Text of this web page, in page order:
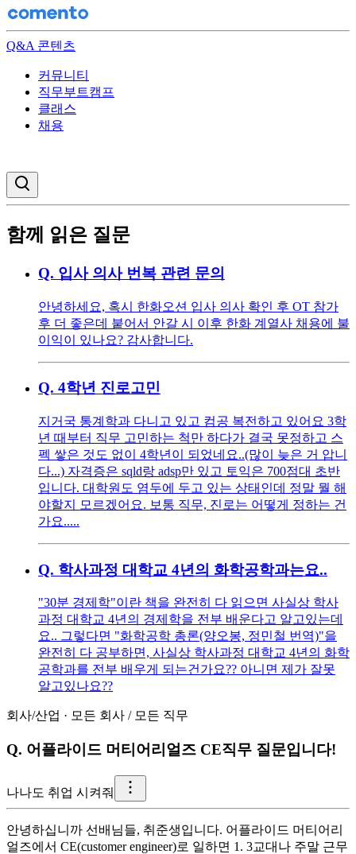
Q&A 콘텐츠
커뮤니티
직무부트캠프
클래스
채용
함께 읽은 질문
Q. 입사 의사 번복 관련 문의
안녕하세요, 혹시 한화오션 입사 의사 확인 후 OT 참가
후 더 좋은데 붙어서 안갈 시 이후 한화 계열사 채용에 불
이익이 있나요? 감사합니다.
Q. 4학년 진로고민
지거국 통계학과 다니고 있고 컴공 복전하고 있어요 3학
년 때부터 직무 고민하는 척만 하다가 결국 못정하고 스
펙 쌓은 것도 없이 4학년이 되었네요..(많이 늦은 거 압니
다...) 자격증은 sqld랑 adsp만 있고 토익은 700점대 초반
입니다. 대학원도 염두에 두고 있는 상태인데 정말 뭘 해
야할지 모르겠어요. 보통 직무, 진로는 어떻게 정하는 건
가요.....
Q. 학사과정 대학교 4년의 화학공학과는요..
"30분 경제학"이란 책을 완전히 다 읽으면 사실상 학사
과정 대학교 4년의 경제학을 전부 배운다고 알고있는데
요.. 그렇다면 "화학공학 총론(양오봉, 정민철 번역)"을
완전히 다 공부하면, 사실상 학사과정 대학교 4년의 화학
공학과를 전부 배우게 되는건가요?? 아니면 제가 잘못
알고있나요??
회사/산업 · 모든 회사 / 모든 직무
Q. 어플라이드 머티어리얼즈 CE직무 질문입니다!
나나도 취업 시켜줘
안녕하십니까 선배님들, 취준생입니다. 어플라이드 머티어리
얼즈에서 CE(customer engineer)로 일하면 1. 3교대나 주말 근무